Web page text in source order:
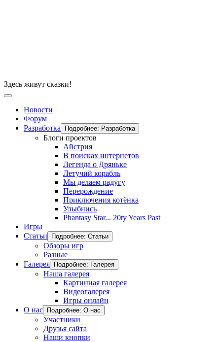
Здесь живут сказки!
Новости
Форум
Разработка
Подробнее: Разработка
Блоги проектов
Айстрия
В поисках интернетов
Легенда о Дряньке
Летучий корабль
Мы делаем радугу
Перерождение
Приключения котёнка
Улыбнись
Phantasy Star... 20ty Years Past
Игры
Статьи
Подробнее: Статьи
Обзоры игр
Разные
Галерея
Подробнее: Галерея
Наша галерея
Картинная галерея
Видеогалерея
Игры онлайн
О нас
Подробнее: О нас
Участники
Друзья сайта
Наши кнопки